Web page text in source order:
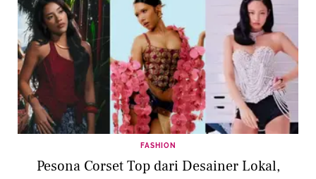
FASHION
Pesona Corset Top dari Desainer Lokal,